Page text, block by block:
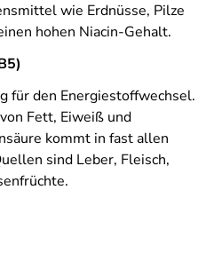
wie Erdnüsse, Pilze
hohen Niacin-Gehalt.
für den Energiestoffwechsel.
Fett, Eiweiß und
kommt in fast allen
sind Leber, Fleisch,